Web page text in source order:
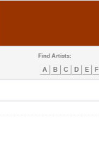
Find Artists:
A B C D E F